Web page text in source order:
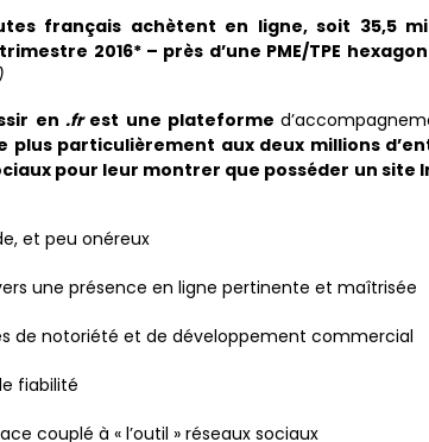
français achètent en ligne, soit 35,5
2016* – près d’une PME/TPE
en .frest une plateforme
plus particulièrement aux deux millions
pour leur montrer que posséder un
et peu onéreux
une présence en ligne pertinente et maîtrisée
de notoriété et de développement commercial
fiabilité
couplé à « l’outil » réseaux sociaux